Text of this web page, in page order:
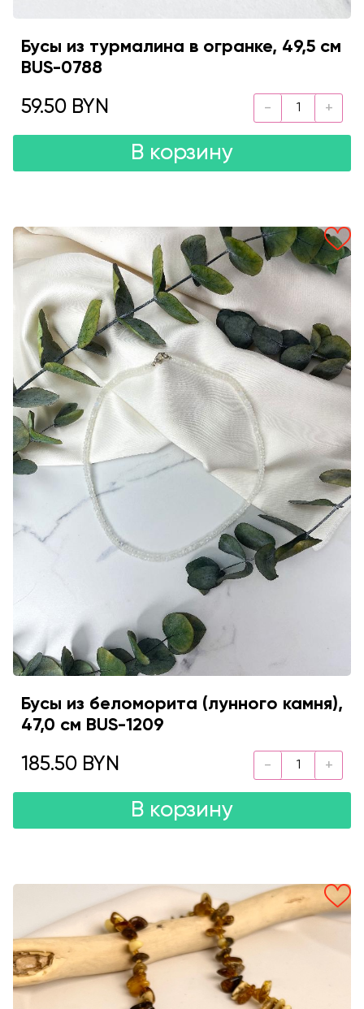
Бусы из турмалина в огранке, 49,5 см
BUS-0788
59.50 BYN
В корзину
Бусы из беломорита (лунного камня),
47,0 см BUS-1209
185.50 BYN
В корзину